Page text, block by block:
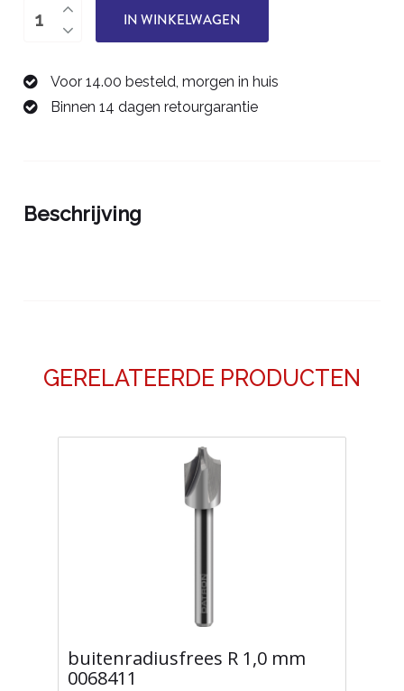
buitenradiusfrees
00684135
aantal
IN WINKELWAGEN
Voor 14.00 besteld, morgen in huis
Binnen 14 dagen retourgarantie
Beschrijving
GERELATEERDE PRODUCTEN
buitenradiusfrees R 1,0 mm
0068411